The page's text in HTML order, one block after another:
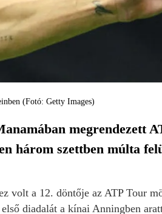
(Fotó: Getty Images)
megrendezett
három szettben múlta
volt a 12. döntője az ATP Tour
diadalát a kínai Anningben